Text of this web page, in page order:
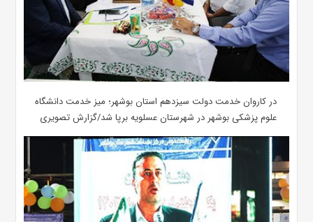
در کاروان خدمت دولت سیزدهم استان بوشهر؛ میز خدمت دانشگاه
علوم پزشکی بوشهر در شهرستان عسلویه برپا شد/گزارش تصویری